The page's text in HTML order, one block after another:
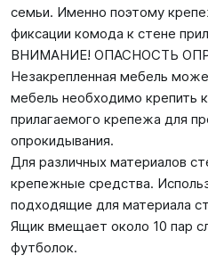
семьи. Именно поэтому
фиксации комода к стене
ВНИМАНИЕ! ОПАСНОСТЬ
Незакрепленная мебель
мебель необходимо крепить
прилагаемого крепежа для
опрокидывания.
Для различных материалов
крепежные средства.
подходящие для материала
Ящик вмещает около 10 пар
футболок.